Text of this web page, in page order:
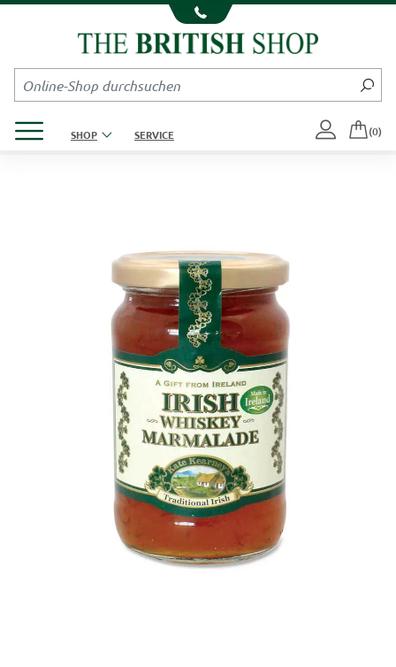
Kompletten Head der Seite überspringen
SHOP SERVICE (0)